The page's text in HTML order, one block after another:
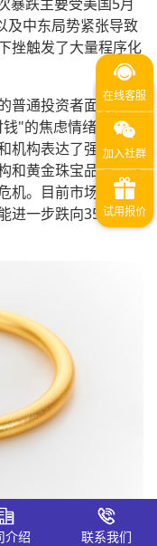
暴跌主要受美国5月
及中东局势紧张导致
挫触发了大量程序化
普通投资者面临严重
"的焦虑情绪。同
机构表达了强烈的不
和黄金珠宝品牌可能
机。目前市场对是否
进一步跌向3500美
介绍 联系我们